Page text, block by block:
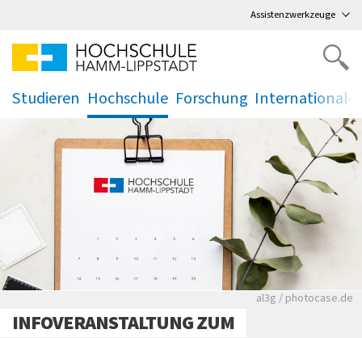
Assistenzwerkzeuge
Studieren Hochschule
.
Forschung
.
Rote leere
al3g / photocase.de
INFOVERANSTALTUNG ZUM